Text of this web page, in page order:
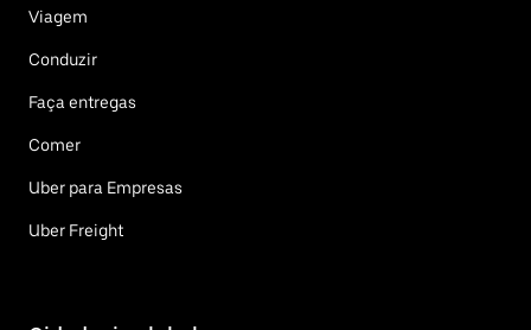
Viagem
Conduzir
Faça entregas
Comer
Uber para Empresas
Uber Freight